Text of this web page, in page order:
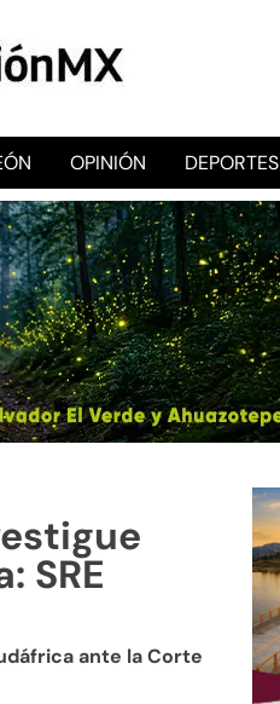
OPINIÓN DEPORTES
SRE
ante la Corte